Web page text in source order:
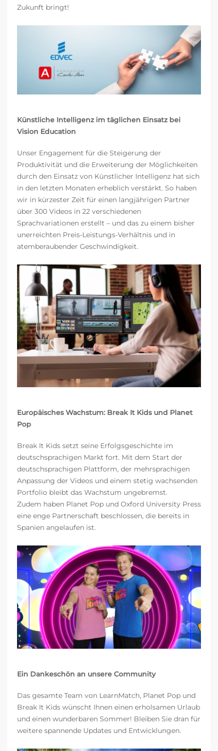
Zukunft bringt!
Künstliche Intelligenz im täglichen Einsatz bei
Vision Education
Unser Engagement für die Steigerung der
Produktivität und die Erweiterung der Möglichkeiten
durch den Einsatz von Künstlicher Intelligenz hat sich
in den letzten Monaten erheblich verstärkt. So haben
wir in kürzester Zeit für einen langjährigen Partner
über 300 Videos in 22 verschiedenen
Sprachvariationen erstellt – und das zu einem bisher
unerreichten Preis-Leistungs-Verhältnis und in
atemberaubender Geschwindigkeit.
Europäisches Wachstum: Break It Kids und Planet
Pop
Break It Kids setzt seine Erfolgsgeschichte im
deutschsprachigen Markt fort. Mit dem Start der
deutschsprachigen Plattform, der mehrsprachigen
Anpassung der Videos und einem stetig wachsenden
Portfolio bleibt das Wachstum ungebremst.
Zudem haben Planet Pop und Oxford University Press
eine enge Partnerschaft beschlossen, die bereits in
Spanien angelaufen ist.
Ein Dankeschön an unsere Community
Das gesamte Team von LearnMatch, Planet Pop und
Break It Kids wünscht Ihnen einen erholsamen Urlaub
und einen wunderbaren Sommer! Bleiben Sie dran für
weitere spannende Updates und Entwicklungen.